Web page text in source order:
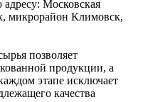
адресу: Московская
микрорайон Климовск,
позволяет
продукции, а
этапе исключает
качества